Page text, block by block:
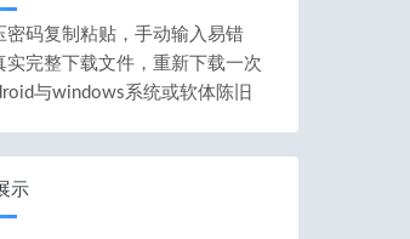
密码复制粘贴，手动输入易错
实完整下载文件，重新下载一次
与windows系统或软体陈旧
示